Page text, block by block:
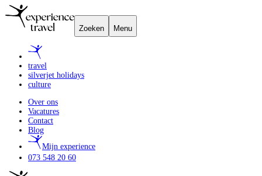
Zoeken Menu
travel
silverjet holidays
culture
Over ons
Vacatures
Contact
Blog
Mijn experience
073 548 20 60